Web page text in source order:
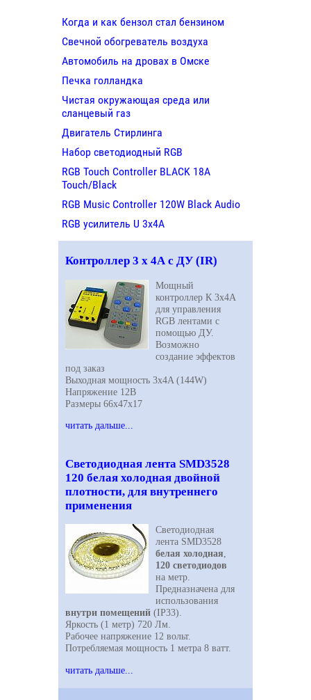
Когда и как бензол стал бензином
Свечной обогреватель воздуха
Автомобиль на дровах в Омске
Печка голландка
Чистая окружающая среда или
сланцевый газ
Двигатель Стирлинга
Набор светодиодный RGB
RGB Touch Controller BLACK 18A
Touch/Black
RGB Music Controller 120W Black Audio
RGB усилитель U 3х4A
Контроллер 3 х 4А с ДУ (IR)
Мощный
контроллер К 3х4A
для управления
RGB лентами с
помощью ДУ.
Возможно
создание эффектов
под заказ
Выходная мощность 3х4A (144W)
Напряжение 12В
Размеры 66х47х17
читать дальше...
Светодиодная лента SMD3528
120 белая холодная двойной
плотности, для внутреннего
применения
Светодиодная
лента SMD3528
белая холодная,
120 светодиодов
на метр.
Предназначена для
использования
внутри помещений (IP33).
Яркость (1 метр) 720 Лм.
Рабочее напряжение 12 вольт.
Потребляемая мощность 1 метра 8 ватт.
читать дальше...